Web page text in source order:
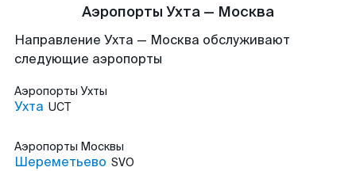
Аэропорты Ухта — Москва
Направление Ухта — Москва обслуживают
следующие аэропорты
Аэропорты Ухты
Ухта UCT
Аэропорты Москвы
Шереметьево SVO